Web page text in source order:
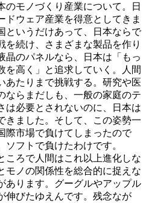
モノづくり産業について。日
ドウェア産業を得意としてきま
というだけあって、日本ならで
を続け、さまざまな製品を作り
晶のパネルなら、日本は「もっ
を高く」と追求していく。人間
あたりまで挑戦する。研究や医
ならまだしも、一般の家庭のテ
は必要とされないのに、日本は
きました。そして、この姿勢一
際市場で負けてしまったので
フトで負けたわけです。
ろで人間はこれ以上進化しな
モノの関係性を総合的に捉えな
あります。グーグルやアップル
伸びたゆえんです。残念なが